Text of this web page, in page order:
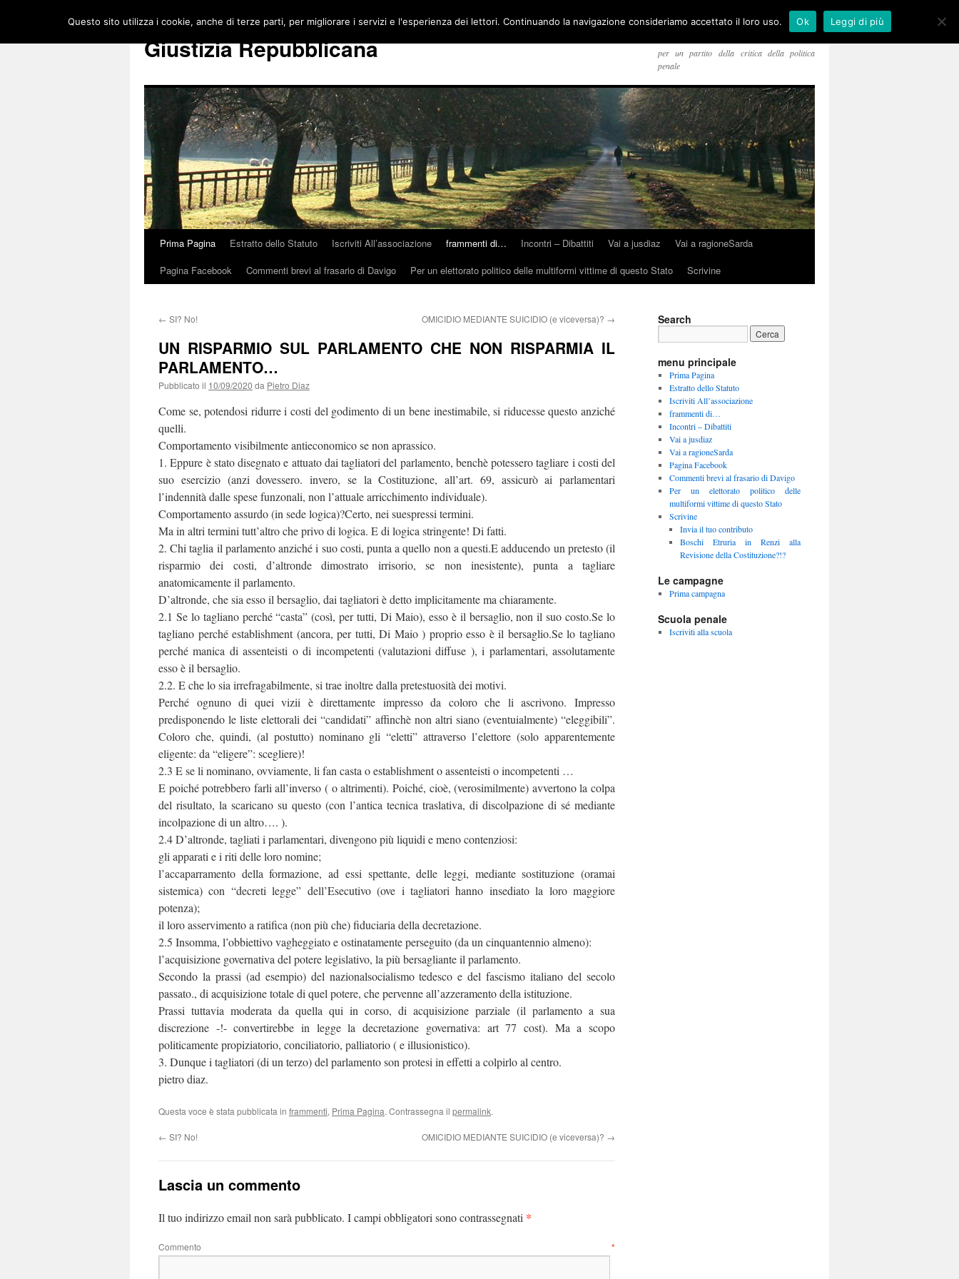
Vai
contenuto
Giustizia Repubblicana
per un partito della critica della politica
penale
Prima Pagina Estratto dello Statuto Iscriviti All’associazione frammenti di… Incontri – Dibattiti Vai a jusdiaz
Vai a ragioneSarda
Pagina Facebook
Commenti brevi al frasario di Davigo Per un elettorato politico delle multiformi vittime di questo Stato Scrivine
← SI? No! OMICIDIO MEDIANTE SUICIDIO (e viceversa)? →
UN RISPARMIO SUL PARLAMENTO CHE NON RISPARMIA IL
PARLAMENTO…
Pubblicato il 10/09/2020 da Pietro Diaz
Come se, potendosi ridurre i costi del godimento di un bene inestimabile, si riducesse questo anziché
quelli.
Comportamento visibilmente antieconomico se non aprassico.
1. Eppure è stato disegnato e attuato dai tagliatori del parlamento, benchè potessero tagliare i costi del
suo esercizio (anzi dovessero. invero, se la Costituzione, all’art. 69, assicurò ai parlamentari
l’indennità dalle spese funzonali, non l’attuale arricchimento individuale).
Comportamento assurdo (in sede logica)?Certo, nei suespressi termini.
Ma in altri termini tutt’altro che privo di logica. E di logica stringente! Di fatti.
2. Chi taglia il parlamento anziché i suo costi, punta a quello non a questi.E adducendo un pretesto (il
risparmio dei costi, d’altronde dimostrato irrisorio, se non inesistente), punta a tagliare
anatomicamente il parlamento.
D’altronde, che sia esso il bersaglio, dai tagliatori è detto implicitamente ma chiaramente.
2.1 Se lo tagliano perché “casta” (così, per tutti, Di Maio), esso è il bersaglio, non il suo costo.Se lo
tagliano perché establishment (ancora, per tutti, Di Maio ) proprio esso è il bersaglio.Se lo tagliano
perché manica di assenteisti o di incompetenti (valutazioni diffuse ), i parlamentari, assolutamente
esso è il bersaglio.
2.2. E che lo sia irrefragabilmente, si trae inoltre dalla pretestuosità dei motivi.
Perché ognuno di quei vizii è direttamente impresso da coloro che li ascrivono. Impresso
predisponendo le liste elettorali dei “candidati” affinchè non altri siano (eventuialmente) “eleggibili”.
Coloro che, quindi, (al postutto) nominano gli “eletti” attraverso l’elettore (solo apparentemente
eligente: da “eligere”: scegliere)!
2.3 E se li nominano, ovviamente, li fan casta o establishment o assenteisti o incompetenti …
E poiché potrebbero farli all’inverso ( o altrimenti). Poiché, cioè, (verosimilmente) avvertono la colpa
del risultato, la scaricano su questo (con l’antica tecnica traslativa, di discolpazione di sé mediante
incolpazione di un altro…. ).
2.4 D’altronde, tagliati i parlamentari, divengono più liquidi e meno contenziosi:
gli apparati e i riti delle loro nomine;
l’accaparramento della formazione, ad essi spettante, delle leggi, mediante sostituzione (oramai
sistemica) con “decreti legge” dell’Esecutivo (ove i tagliatori hanno insediato la loro maggiore
potenza);
il loro asservimento a ratifica (non più che) fiduciaria della decretazione.
2.5 Insomma, l’obbiettivo vagheggiato e ostinatamente perseguito (da un cinquantennio almeno):
l’acquisizione governativa del potere legislativo, la più bersagliante il parlamento.
Secondo la prassi (ad esempio) del nazionalsocialismo tedesco e del fascismo italiano del secolo
passato., di acquisizione totale di quel potere, che pervenne all’azzeramento della istituzione.
Prassi tuttavia moderata da quella qui in corso, di acquisizione parziale (il parlamento a sua
discrezione -!- convertirebbe in legge la decretazione governativa: art 77 cost). Ma a scopo
politicamente propiziatorio, conciliatorio, palliatorio ( e illusionistico).
3. Dunque i tagliatori (di un terzo) del parlamento son protesi in effetti a colpirlo al centro.
pietro diaz.
Questa voce è stata pubblicata in frammenti, Prima Pagina. Contrassegna il permalink.
← SI? No! OMICIDIO MEDIANTE SUICIDIO (e viceversa)? →
Lascia un commento
Il tuo indirizzo email non sarà pubblicato. I campi obbligatori sono contrassegnati *
Commento *
Search
menu principale
Prima Pagina
Estratto dello Statuto
Iscriviti All’associazione
frammenti di…
Incontri – Dibattiti
Vai a jusdiaz
Vai a ragioneSarda
Pagina Facebook
Commenti brevi al frasario di Davigo
Per un elettorato politico delle
multiformi vittime di questo Stato
Scrivine
Invia il tuo contributo
Boschi Etruria in Renzi alla
Revisione della Costituzione?!?
Le campagne
Prima campagna
Scuola penale
Iscriviti alla scuola
Questo sito utilizza i cookie, anche di terze parti, per migliorare i servizi e l'esperienza dei lettori. Continuando la navigazione consideriamo accettato il loro uso. Ok Leggi di più